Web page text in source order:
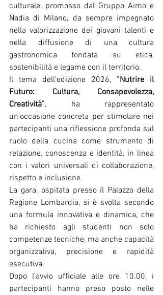
culturale, promosso dal Gruppo Aimo e
Nadia di Milano, da sempre impegnato
nella valorizzazione dei giovani talenti e
nella diffusione di una cultura
gastronomica fondata su etica,
sostenibilità e legame con il territorio.
Il tema dell’edizione 2026, “Nutrire il
Futuro: Cultura, Consapevolezza,
Creatività”, ha rappresentato
un’occasione concreta per stimolare nei
partecipanti una riflessione profonda sul
ruolo della cucina come strumento di
relazione, conoscenza e identità, in linea
con i valori universali di collaborazione,
rispetto e inclusione.
La gara, ospitata presso il Palazzo della
Regione Lombardia, si è svolta secondo
una formula innovativa e dinamica, che
ha richiesto agli studenti non solo
competenze tecniche, ma anche capacità
organizzativa, precisione e rapidità
esecutiva.
Dopo l’avvio ufficiale alle ore 10.00, i
partecipanti hanno preso posto nelle